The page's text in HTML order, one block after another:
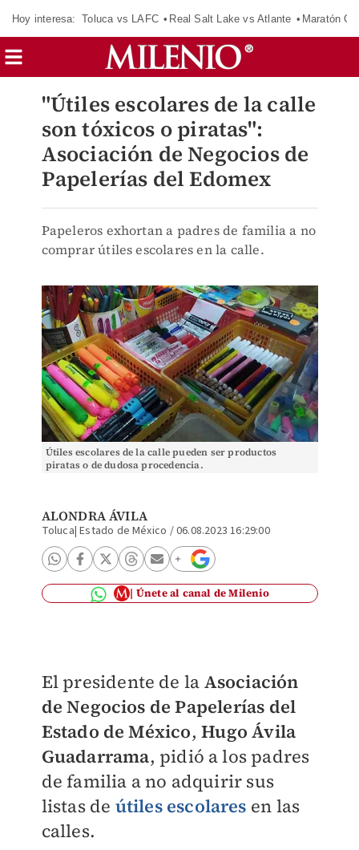
Hoy interesa: Toluca vs LAFC Real Salt Lake vs Atlante Maratón
"Útiles escolares de la calle
son tóxicos o piratas":
Asociación de Negocios de
Papelerías del Edomex
Papeleros exhortan a padres de familia a no
comprar útiles escolares en la calle.
Útiles escolares de la calle pueden ser productos
piratas o de dudosa procedencia.
ALONDRA ÁVILA
Toluca| Estado de México /06.08.2023 16:29:00
Únete al canal de Milenio
El presidente de la Asociación
de Negocios de Papelerías del
Estado de México,Hugo Ávila
Guadarrama, pidió a los padres
de familia a no adquirir sus
listas de útiles escolares en las
calles.